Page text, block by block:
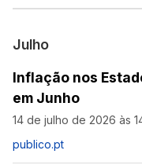
Julho
Inflação nos
em Junho
14 de julho de 2026 às
publico.pt